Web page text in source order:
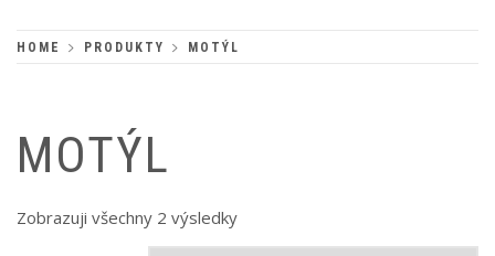
HOME PRODUKTY MOTÝL
MOTÝL
Zobrazuji všechny 2 výsledky